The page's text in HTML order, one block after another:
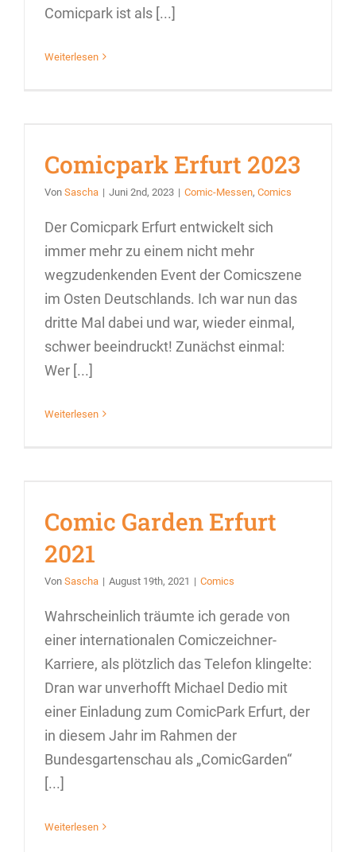
Comicpark ist als [...]
Weiterlesen
Comicpark Erfurt 2023
Von Sascha | Juni 2nd, 2023 | Comic-Messen, Comics
Der Comicpark Erfurt entwickelt sich
immer mehr zu einem nicht mehr
wegzudenkenden Event der Comicszene
im Osten Deutschlands. Ich war nun das
dritte Mal dabei und war, wieder einmal,
schwer beeindruckt! Zunächst einmal:
Wer [...]
Weiterlesen
Comic Garden Erfurt
2021
Von Sascha | August 19th, 2021 | Comics
Wahrscheinlich träumte ich gerade von
einer internationalen Comiczeichner-
Karriere, als plötzlich das Telefon klingelte:
Dran war unverhofft Michael Dedio mit
einer Einladung zum ComicPark Erfurt, der
in diesem Jahr im Rahmen der
Bundesgartenschau als „ComicGarden“
[...]
Weiterlesen